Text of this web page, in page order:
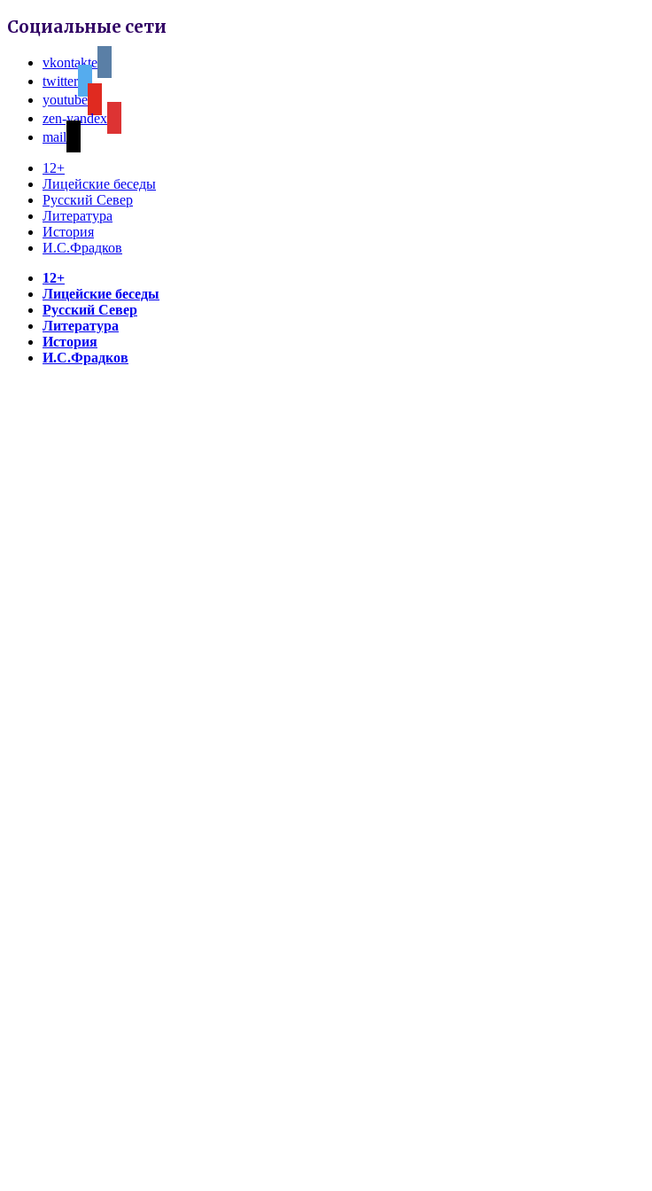
Социальные сети
vkontakte
twitter
youtube
zen-yandex
mail
12+
Лицейские беседы
Русский Север
Литература
История
И.С.Фрадков
12+
Лицейские беседы
Русский Север
Литература
История
И.С.Фрадков